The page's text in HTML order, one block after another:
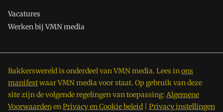
Vacatures
Werken bij VMN media
Bakkerswereld is onderdeel van VMN media. Lees inons
manifestwaar VMN media voor staat. Op gebruik van deze
site zijn de volgende regelingen van toepassing: Algemene
VoorwaardenenPrivacy en Cookie beleid Privacy instellingen